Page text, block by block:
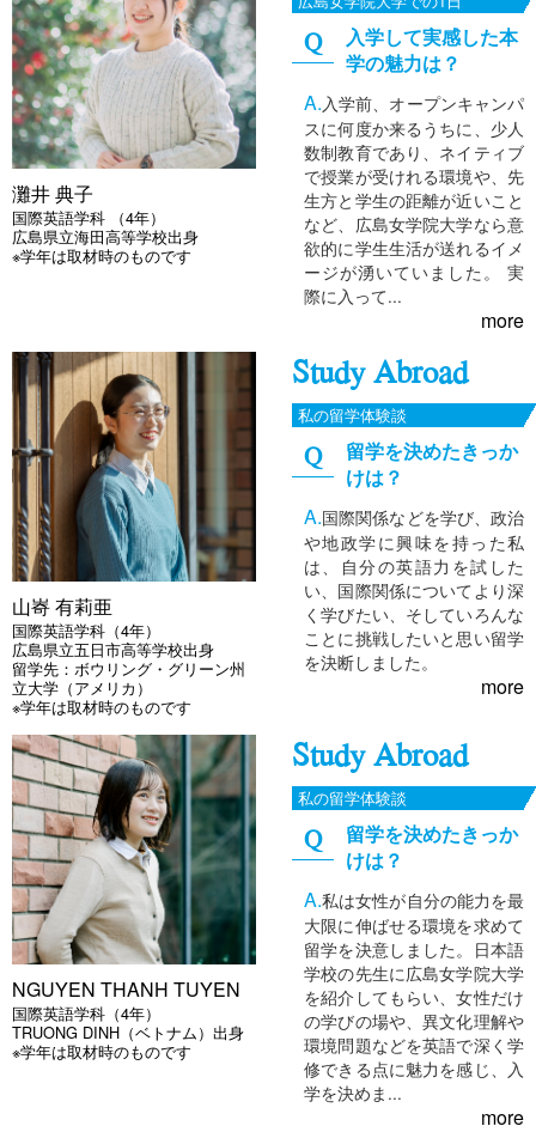
灘井 典子
国際英語学科 （4年）
広島県立海田高等学校出身
※学年は取材時のものです
入学して実感した本
学の魅力は？
入学前、オープンキャンパ
スに何度か来るうちに、少人
数制教育であり、ネイティブ
で授業が受けれる環境や、先
生方と学生の距離が近いこと
など、広島女学院大学なら意
欲的に学生生活が送れるイメ
ージが湧いていました。 実
際に入って...
more
山㟢 有莉亜
国際英語学科（4年）
広島県立五日市高等学校出身
留学先：ボウリング・グリーン州
立大学（アメリカ）
※学年は取材時のものです
Study Abroad
私の留学体験談
留学を決めたきっか
けは？
国際関係などを学び、政治
や地政学に興味を持った私
は、自分の英語力を試した
い、国際関係についてより深
く学びたい、そしていろんな
ことに挑戦したいと思い留学
を決断しました。
more
NGUYEN THANH TUYEN
国際英語学科（4年）
TRUONG DINH（ベトナム）出身
※学年は取材時のものです
Study Abroad
私の留学体験談
留学を決めたきっか
けは？
私は女性が自分の能力を最
大限に伸ばせる環境を求めて
留学を決意しました。日本語
学校の先生に広島女学院大学
を紹介してもらい、女性だけ
の学びの場や、異文化理解や
環境問題などを英語で深く学
修できる点に魅力を感じ、入
学を決めま...
more